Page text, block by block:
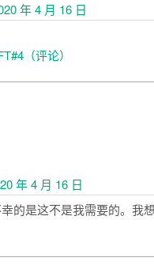
年 4 月 16 日
（评论）
年 4 月 16 日
的是这不是我需要的。我